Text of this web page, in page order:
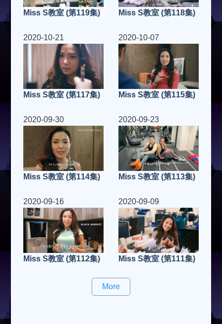
Miss S教室 (第119集) Miss S教室 (第118集)
2020-10-21
Miss S教室 (第117集)
2020-10-07
Miss S教室 (第115集)
2020-09-30
Miss S教室 (第114集)
2020-09-23
Miss S教室 (第113集)
2020-09-16
Miss S教室 (第112集)
2020-09-09
Miss S教室 (第111集)
More